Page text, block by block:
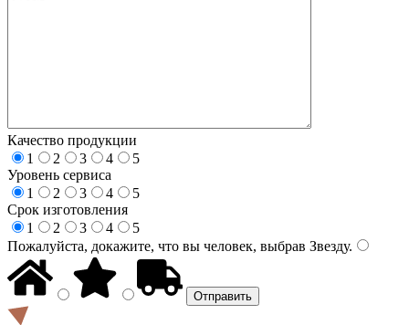
Качество продукции
1
2 3 4
5
Уровень сервиса
1
2 3 4
5
Срок изготовления
1
2 3 4
5
Пожалуйста, докажите, что вы человек, выбрав Звезду.